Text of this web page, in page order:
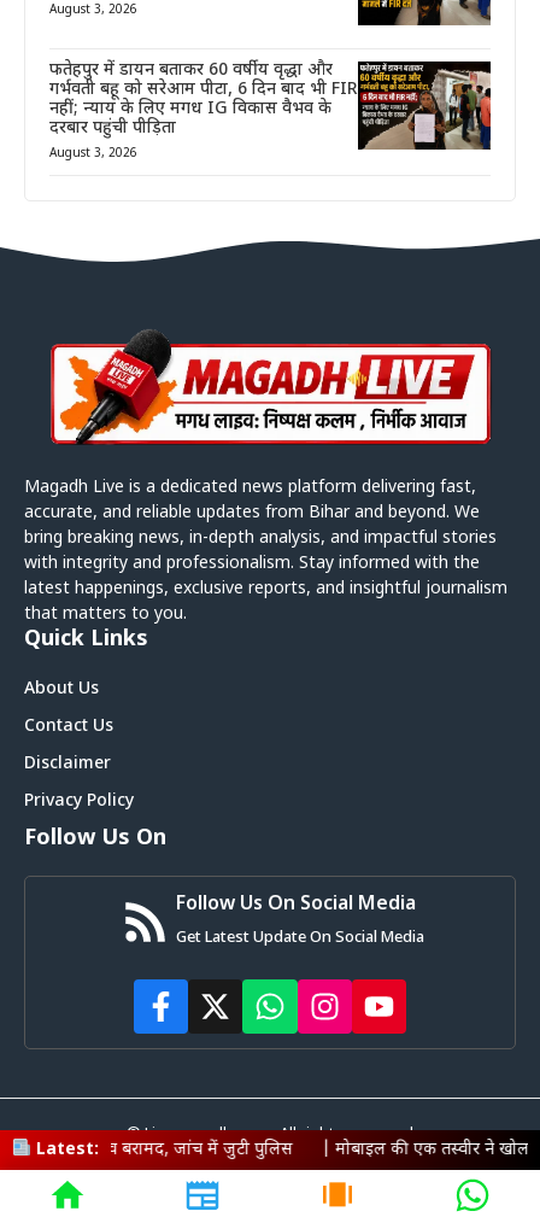
August 3, 2026
फतेहपुर में डायन बताकर 60 वर्षीय वृद्धा और
गर्भवती बहू को सरेआम पीटा, 6 दिन बाद भी FIR
नहीं; न्याय के लिए मगध IG विकास वैभव के
दरबार पहुंची पीड़िता
August 3, 2026
Latest:
जांच में जुटी पुलिस |मोबाइल की एक तस्वीर ने खोला राज, छापेमारी में
Magadh Live is a dedicated news platform delivering fast,
accurate, and reliable updates from Bihar and beyond. We
bring breaking news, in-depth analysis, and impactful stories
with integrity and professionalism. Stay informed with the
latest happenings, exclusive reports, and insightful journalism
that matters to you.
Quick Links
About Us
Contact Us
Disclaimer
Privacy Policy
Follow Us On
Follow Us On Social Media
Get Latest Update On Social Media
© Livemagadh.com • All rights reserved